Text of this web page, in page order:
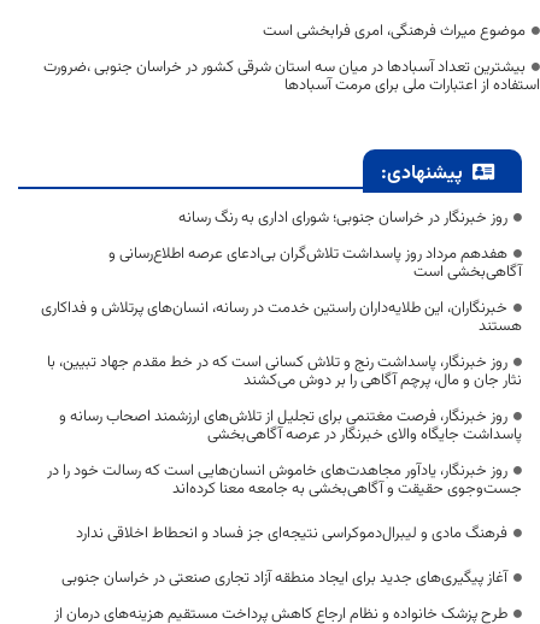
موضوع میراث فرهنگی، امری فرابخشی است
بیشترین تعداد آسبادها در میان سه استان شرقی کشور در خراسان جنوبی ،ضرورت
استفاده از اعتبارات ملی برای مرمت آسبادها
پیشنهادی:
روز خبرنگار در خراسان جنوبی؛ شورای اداری به رنگ رسانه
هفدهم مرداد روز پاسداشت تلاش‌گران بی‌ادعای عرصه اطلاع‌رسانی و
آگاهی‌بخشی است
خبرنگاران، این طلایه‌داران راستین خدمت در رسانه، انسان‌های پرتلاش و فداکاری
هستند
روز خبرنگار، پاسداشت رنج و تلاش کسانی است که در خط مقدم جهاد تبیین، با
نثار جان و مال، پرچم آگاهی را بر دوش می‌کشند
روز خبرنگار، فرصت مغتنمی برای تجلیل از تلاش‌های ارزشمند اصحاب رسانه و
پاسداشت جایگاه والای خبرنگار در عرصه آگاهی‌بخشی
روز خبرنگار، یادآور مجاهدت‌های خاموش انسان‌هایی است که رسالت خود را در
جست‌وجوی حقیقت و آگاهی‌بخشی به جامعه معنا کرده‌اند
فرهنگ مادی و لیبرال‌دموکراسی نتیجه‌ای جز فساد و انحطاط اخلاقی ندارد
آغاز پیگیری‌های جدید برای ایجاد منطقه آزاد تجاری صنعتی در خراسان جنوبی
طرح پزشک خانواده و نظام ارجاع کاهش پرداخت مستقیم هزینه‌های درمان از